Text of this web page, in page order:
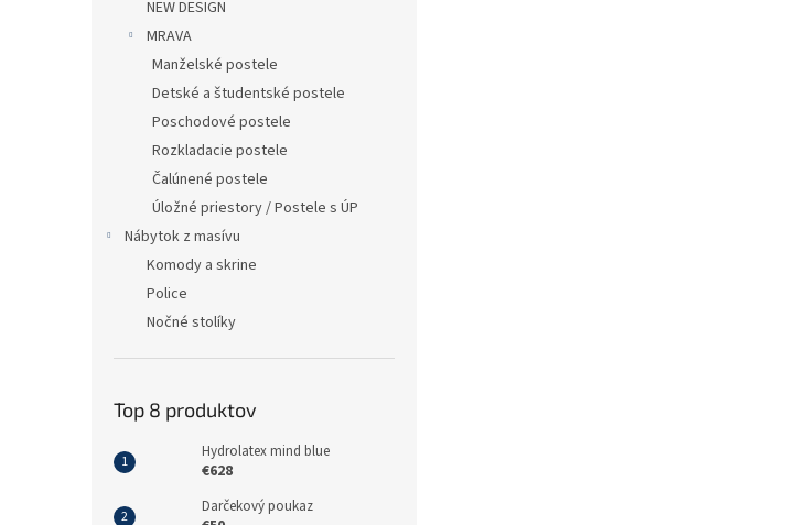
NEW DESIGN
MRAVA
Manželské postele
Detské a študentské postele
Poschodové postele
Rozkladacie postele
Čalúnené postele
Úložné priestory / Postele s ÚP
Nábytok z masívu
Komody a skrine
Police
Nočné stolíky
Top 8 produktov
Hydrolatex mind blue
€628
Darčekový poukaz